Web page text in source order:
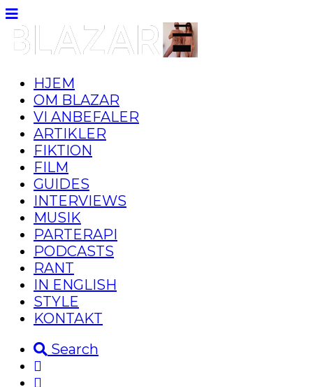
HJEM
OM BLAZAR
VI ANBEFALER
ARTIKLER
FIKTION
FILM
GUIDES
INTERVIEWS
MUSIK
PARTERAPI
PODCASTS
RANT
IN ENGLISH
STYLE
KONTAKT
Search